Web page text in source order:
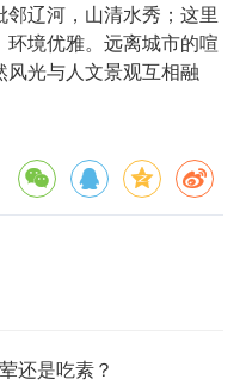
辽河，山清水秀；这里
境优雅。远离城市的喧
光与人文景观互相融
还是吃素？